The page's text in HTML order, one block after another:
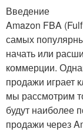
Введение
Amazon FBA
самых
начать или
коммерции.
продажи играет
мы рассмотрим
будут наиболее
продажи через